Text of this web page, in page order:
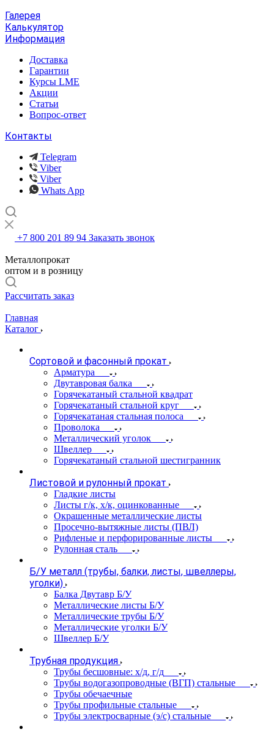
Галерея
Калькулятор
Информация
Доставка
Гарантии
Курсы LME
Акции
Статьи
Вопрос-ответ
Контакты
Telegram
Viber
Viber
Whats App
+7 800 201 89 94 Заказать звонок
Металлопрокат
оптом и в розницу
Рассчитать заказ
Главная
Каталог
Сортовой и фасонный прокат
Арматура
Двутавровая балка
Горячекатаный стальной квадрат
Горячекатаный стальной круг
Горячекатаная стальная полоса
Проволока
Металлический уголок
Швеллер
Горячекатаный стальной шестигранник
Листовой и рулонный прокат
Гладкие листы
Листы г/к, х/к, оцинкованные
Окрашенные металлические листы
Просечно-вытяжные листы (ПВЛ)
Рифленые и перфорированные листы
Рулонная сталь
Б/У металл (трубы, балки, листы, швеллеры,
уголки)
Балка Двутавр Б/У
Металлические листы Б/У
Металлические трубы Б/У
Металлические уголки Б/У
Швеллер Б/У
Трубная продукция
Трубы бесшовные: х/д, г/д
Трубы водогазопроводные (ВГП) стальные
Трубы обечаечные
Трубы профильные стальные
Трубы электросварные (э/с) стальные